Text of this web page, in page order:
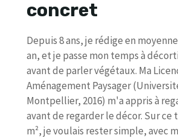
concret
Depuis 8 ans, je rédige en
an, et je passe mon temps à
avant de parler végétaux. Ma
Aménagement Paysager
Montpellier, 2016) m'a appris à
avant de regarder le décor. Sur ce
m², je voulais rester simple, avec